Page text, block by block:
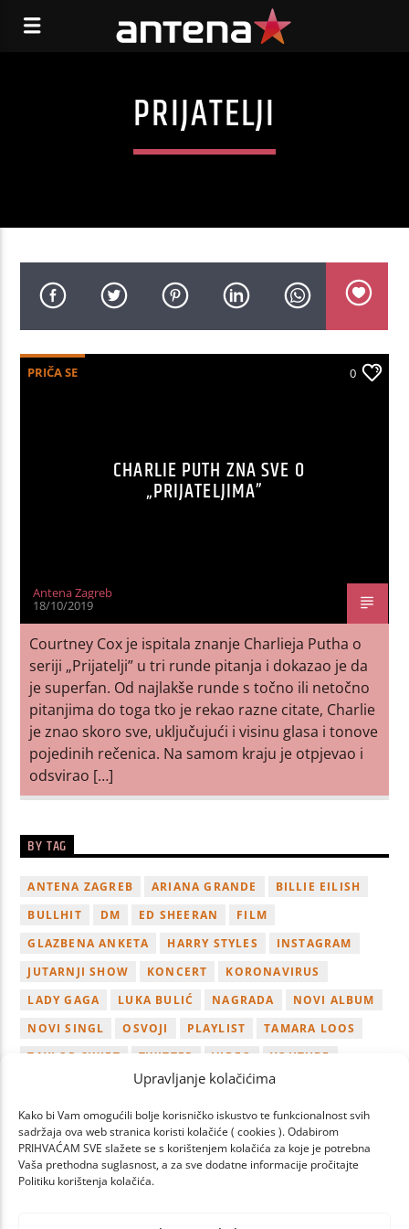
Upravljanje kolačićima
Kako bi Vam omogućili bolje korisničko iskustvo te funkcionalnost svih
sadržaja ova web stranica koristi kolačiće ( cookies ). Odabirom
PRIHVAĆAM SVE slažete se s korištenjem kolačića za koje je potrebna
Vaša prethodna suglasnost, a za sve dodatne informacije pročitajte
Politiku korištenja kolačića.
PRIJATELJI
PRIČA SE 0
CHARLIE PUTH ZNA SVE O
„PRIJATELJIMA”
Antena Zagreb
18/10/2019
Courtney Cox je ispitala znanje Charlieja Putha o
seriji „Prijatelji” u tri runde pitanja i dokazao je da
je superfan. Od najlakše runde s točno ili netočno
pitanjima do toga tko je rekao razne citate, Charlie
je znao skoro sve, uključujući i visinu glasa i tonove
pojedinih rečenica. Na samom kraju je otpjevao i
odsvirao […]
BY TAG
ANTENA ZAGREB ARIANA GRANDE
BILLIE EILISH
BULLHIT
DM ED SHEERAN
FILM
GLAZBENA ANKETA
HARRY STYLES
INSTAGRAM
JUTARNJI SHOW
KONCERT
KORONAVIRUS
LADY GAGA
LUKA BULIĆ NAGRADA
NOVI ALBUM
NOVI SINGL
OSVOJI PLAYLIST
TAMARA LOOS
TAYLOR SWIFT
TWITTER VIDEO
YOUTUBE